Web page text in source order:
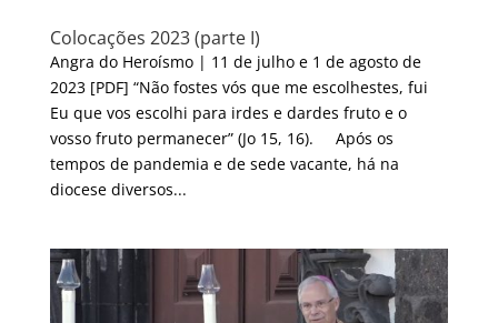
Colocações 2023 (parte I)
Angra do Heroísmo | 11 de julho e 1 de agosto de
2023 [PDF] “Não fostes vós que me escolhestes, fui
Eu que vos escolhi para irdes e dardes fruto e o
vosso fruto permanecer” (Jo 15, 16). Após os
tempos de pandemia e de sede vacante, há na
diocese diversos...